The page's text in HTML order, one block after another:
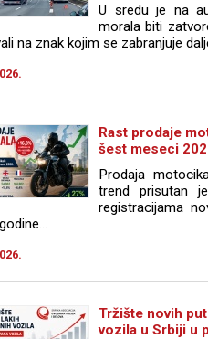
U sredu je na
morala biti
na znak kojim se zabranjuje
Rast prodaje
šest meseci
Prodaja
trend prisutan
registracijama
Tržište novih
vozila u Srbiji u